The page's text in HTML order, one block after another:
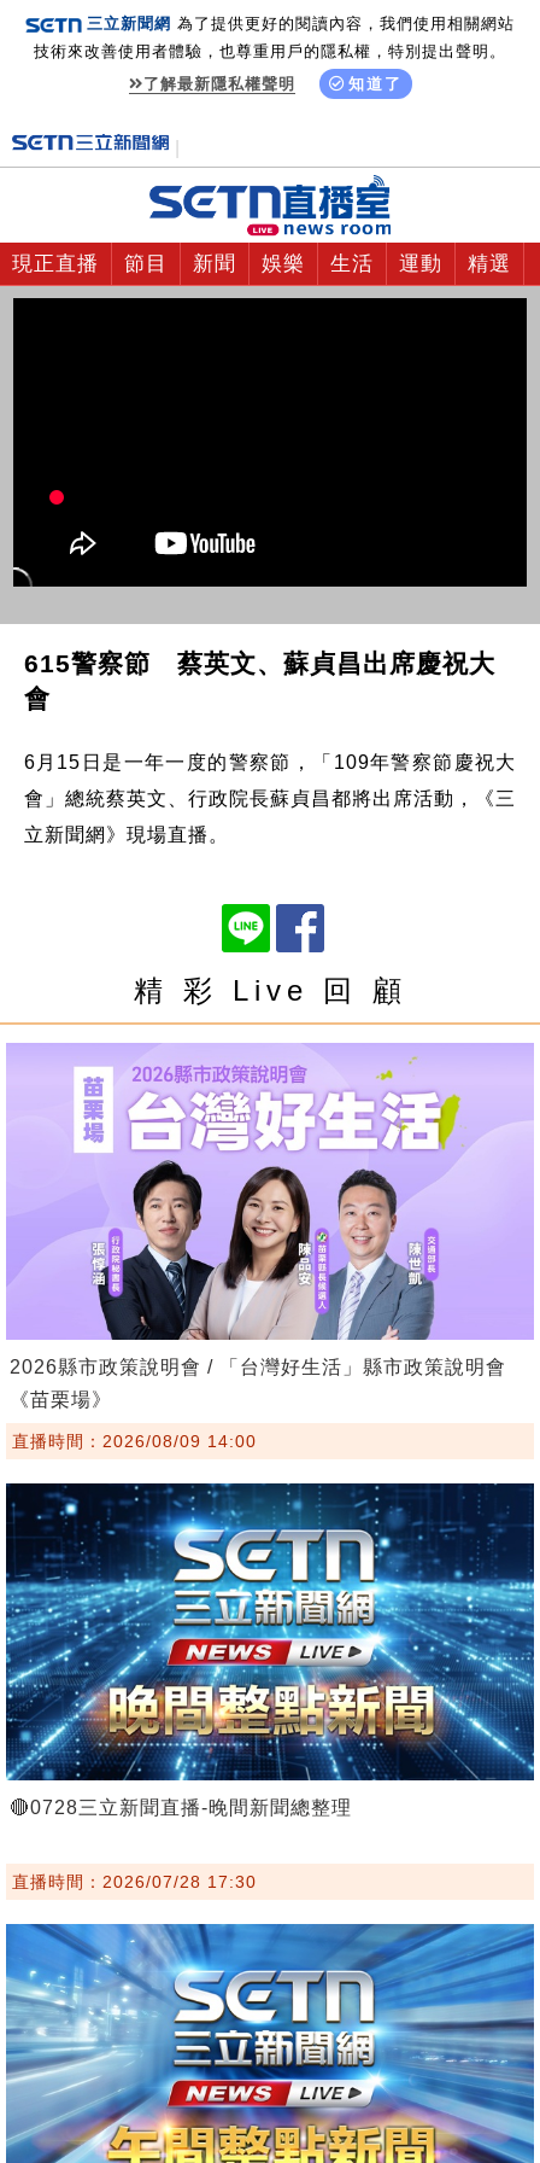
三立新聞網 為了提供更好的閱讀內容，我們使用相關網站
技術來改善使用者體驗，也尊重用戶的隱私權，特別提出聲明。
了解最新隱私權聲明
知道了
現正直播 節目 新聞 娛樂 生活 運動 精選
615警察節 蔡英文、蘇貞昌出席慶祝大
會
6月15日是一年一度的警察節，「109年警察節慶祝大
會」總統蔡英文、行政院長蘇貞昌都將出席活動，《三
立新聞網》現場直播。
精 彩 Live 回 顧
2026縣市政策說明會 / 「台灣好生活」縣市政策說明會
《苗栗場》
直播時間：2026/08/09 14:00
🔴0728三立新聞直播-晚間新聞總整理
直播時間：2026/07/28 17:30